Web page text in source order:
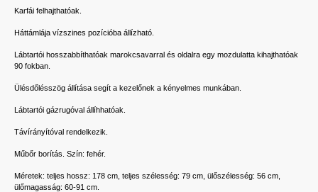
Karfái felhajthatóak.
Háttámlája vízszines pozícióba állízható.
Lábtartói hosszabbíthatóak marokcsavarral és oldalra egy mozdulatta kihajthatóak
90 fokban.
Ülésdőlésszög állítása segít a kezelőnek a kényelmes munkában.
Lábtartói gázrugóval állíhhatóak.
Távírányítóval rendelkezik.
Műbőr borítás. Szín: fehér.
Méretek: teljes hossz: 178 cm, teljes szélesség: 79 cm, ülőszélesség: 56 cm,
ülőmagasság: 60-91 cm.